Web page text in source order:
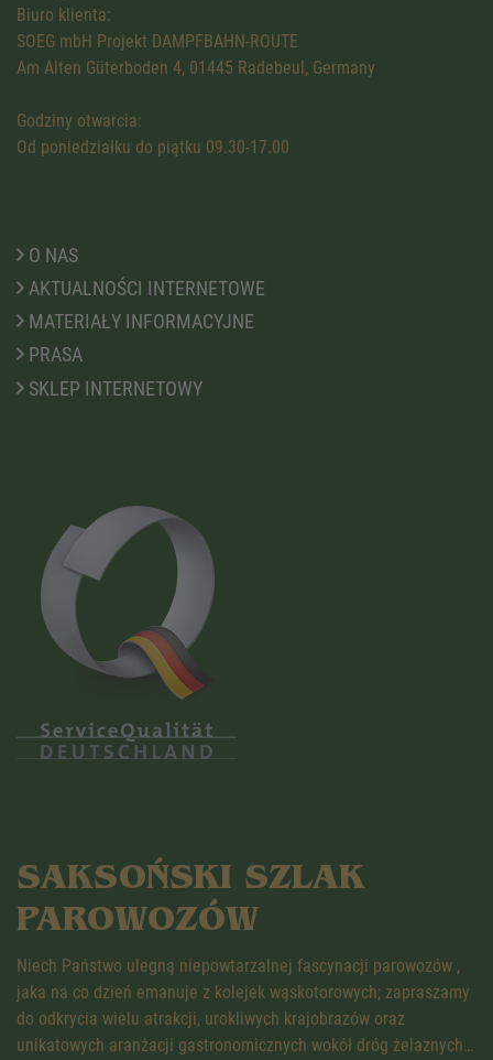
Biuro klienta:
SOEG mbH Projekt DAMPFBAHN-ROUTE
Am Alten Güterboden 4, 01445 Radebeul, Germany
Godziny otwarcia:
Od poniedziałku do piątku 09.30-17.00
O NAS
AKTUALNOŚCI INTERNETOWE
MATERIAŁY INFORMACYJNE
PRASA
SKLEP INTERNETOWY
SAKSOŃSKI SZLAK
PAROWOZÓW
Niech Państwo ulegną niepowtarzalnej fascynacji parowozów ,
jaka na co dzień emanuje z kolejek wąskotorowych; zapraszamy
do odkrycia wielu atrakcji, urokliwych krajobrazów oraz
unikatowych aranżacji gastronomicznych wokół dróg żelaznych…